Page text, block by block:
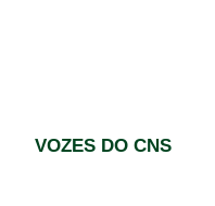
VOZES DO CNS